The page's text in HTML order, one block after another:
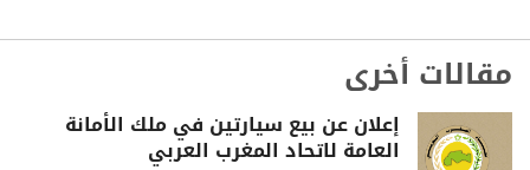
مقالات أخرى
إعلان عن بيع سيارتين في ملك الأمانة
العامة لاتحاد المغرب العربي